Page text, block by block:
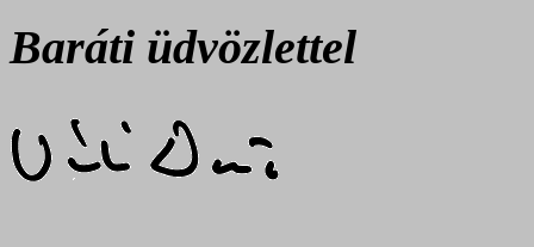
Baráti üdvözlettel